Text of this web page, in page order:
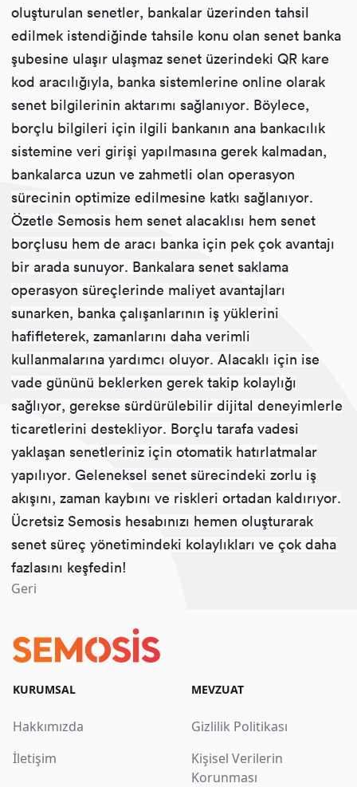
oluşturulan senetler, bankalar üzerinden tahsil
edilmek istendiğinde tahsile konu olan senet banka
şubesine ulaşır ulaşmaz senet üzerindeki QR kare
kod aracılığıyla, banka sistemlerine online olarak
senet bilgilerinin aktarımı sağlanıyor. Böylece,
borçlu bilgileri için ilgili bankanın ana bankacılık
sistemine veri girişi yapılmasına gerek kalmadan,
bankalarca uzun ve zahmetli olan operasyon
sürecinin optimize edilmesine katkı sağlanıyor.
Özetle Semosis hem senet alacaklısı hem senet
borçlusu hem de aracı banka için pek çok avantajı
bir arada sunuyor. Bankalara senet saklama
operasyon süreçlerinde maliyet avantajları
sunarken, banka çalışanlarının iş yüklerini
hafifleterek, zamanlarını daha verimli
kullanmalarına yardımcı oluyor. Alacaklı için ise
vade gününü beklerken gerek takip kolaylığı
sağlıyor, gerekse sürdürülebilir dijital deneyimlerle
ticaretlerini destekliyor. Borçlu tarafa vadesi
yaklaşan senetleriniz için otomatik hatırlatmalar
yapılıyor. Geleneksel senet sürecindeki zorlu iş
akışını, zaman kaybını ve riskleri ortadan kaldırıyor.
Ücretsiz Semosis hesabınızı hemen oluşturarak
senet süreç yönetimindeki kolaylıkları ve çok daha
fazlasını keşfedin!
Geri
KURUMSAL
Hakkımızda
İletişim
MEVZUAT
Gizlilik Politikası
Kişisel Verilerin
Korunması